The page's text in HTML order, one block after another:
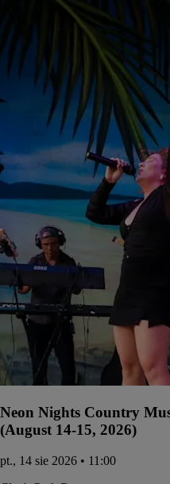
Neon Nights Country
(August 14-15, 2026)
pt., 14 sie 2026 • 11:00